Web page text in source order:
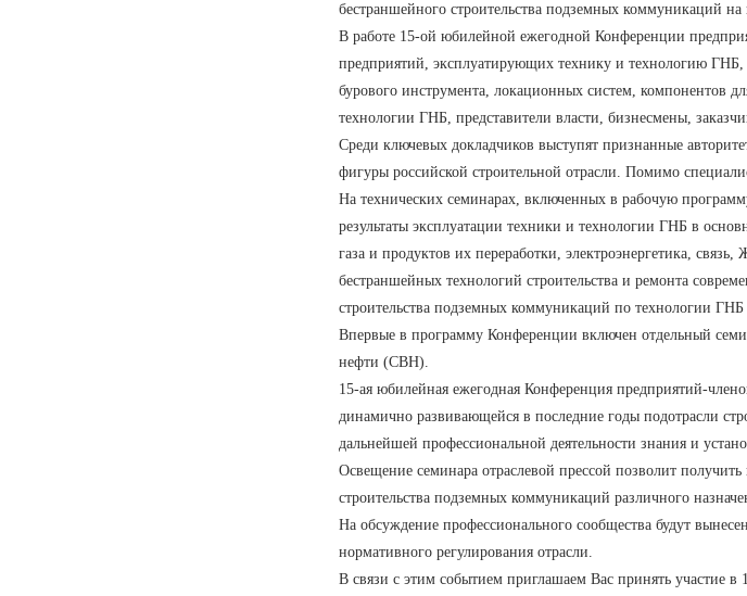
бестраншейного строительства подземных коммуникаций на
В работе 15-ой юбилейной ежегодной Конференции
предприятий, эксплуатирующих технику и технологию
бурового инструмента, локационных систем, компонентов
технологии ГНБ, представители власти, бизнесмены,
Среди ключевых докладчиков выступят признанные
фигуры российской строительной отрасли. Помимо
На технических семинарах, включенных в рабочую
результаты эксплуатации техники и технологии ГНБ в
газа и продуктов их переработки, электроэнергетика,
бестраншейных технологий строительства и ремонта
строительства подземных коммуникаций по технологии
Впервые в программу Конференции включен отдельный
нефти (СВН).
15-ая юбилейная ежегодная Конференция предприятий-
динамично развивающейся в последние годы подотрасли
дальнейшей профессиональной деятельности знания и
Освещение семинара отраслевой прессой позволит
строительства подземных коммуникаций различного
На обсуждение профессионального сообщества будут
нормативного регулирования отрасли.
В связи с этим событием приглашаем Вас принять